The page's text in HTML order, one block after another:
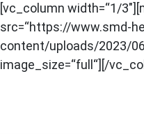
[vc_column width=“1/
src=“https://www.smd-
content/uploads/2023/
image_size=“full“][/